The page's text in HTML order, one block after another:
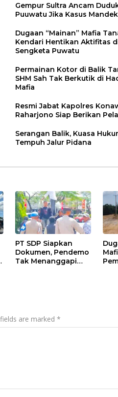
Gempur Sultra Ancam
Puuwatu Jika Kasus Mandek
Dugaan “Mainan” Mafia
Kendari Hentikan Aktifitas
Sengketa Puwatu
Permainan Kotor di Balik
SHM Sah Tak Berkutik di
Mafia
Resmi Jabat Kapolres
Raharjono Siap Berikan
Serangan Balik, Kuasa
Tempuh Jalur Pidana
PT SDP Siapkan
Dokumen, Pendemo
Tak Menanggapi
are marked *